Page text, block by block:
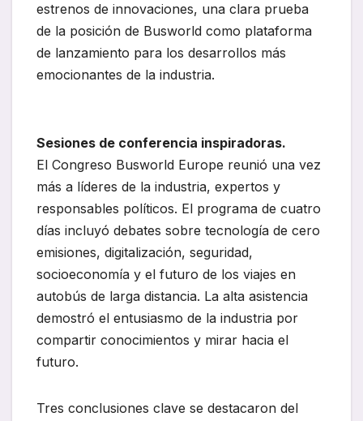
estrenos de innovaciones, una clara prueba
de la posición de Busworld como plataforma
de lanzamiento para los desarrollos más
emocionantes de la industria.
Sesiones de conferencia inspiradoras.
El Congreso Busworld Europe reunió una vez
más a líderes de la industria, expertos y
responsables políticos. El programa de cuatro
días incluyó debates sobre tecnología de cero
emisiones, digitalización, seguridad,
socioeconomía y el futuro de los viajes en
autobús de larga distancia. La alta asistencia
demostró el entusiasmo de la industria por
compartir conocimientos y mirar hacia el
futuro.
Tres conclusiones clave se destacaron del